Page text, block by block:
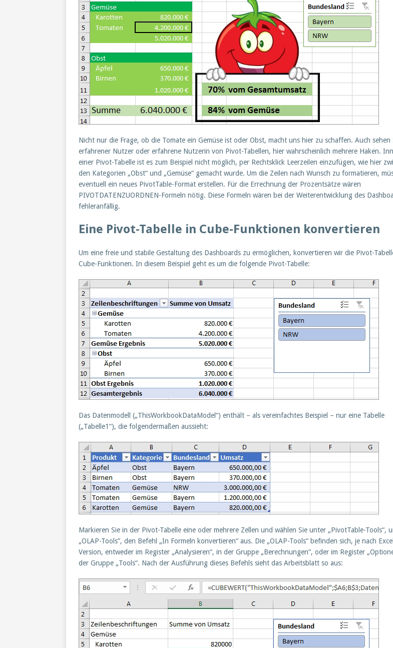
Nicht nur die Frage, ob die Tomate ein Gemüse ist oder Obst, macht uns hier zu schaffen. Auch sehen
erfahrener Nutzer oder erfahrene Nutzerin von Pivot-Tabellen, hier wahrscheinlich mehrere Haken.
einer Pivot-Tabelle ist es zum Beispiel nicht möglich, per Rechtsklick Leerzeilen einzufügen, wie hier
den Kategorien „Obst“ und „Gemüse“ gemacht wurde. Um die Zeilen nach Wunsch zu formatieren,
eventuell ein neues PivotTable-Format erstellen. Für die Errechnung der Prozentsätze wären
PIVOTDATENZUORDNEN-Formeln nötig. Diese Formeln wären bei der Weiterentwicklung des
fehleranfällig.
Eine Pivot-Tabelle in Cube-Funktionen konvertieren
Um eine freie und stabile Gestaltung des Dashboards zu ermöglichen, konvertieren wir die Pivot-
Cube-Funktionen. In diesem Beispiel geht es um die folgende Pivot-Tabelle:
Das Datenmodell („ThisWorkbookDataModel“) enthält – als vereinfachtes Beispiel – nur eine Tabelle
(„Tabelle1“), die folgendermaßen aussieht:
Markieren Sie in der Pivot-Tabelle eine oder mehrere Zellen und wählen Sie unter „PivotTable-Tools“,
„OLAP-Tools”, den Befehl „In Formeln konvertieren“ aus. Die „OLAP-Tools“ befinden sich, je nach
Version, entweder im Register „Analysieren“, in der Gruppe „Berechnungen“, oder im Register
der Gruppe „Tools“. Nach der Ausführung dieses Befehls sieht das Arbeitsblatt so aus: